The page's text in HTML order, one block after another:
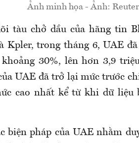
Ảnh minh họa - Ảnh:
tàu chở dầu của hãng tin
Kpler, trong tháng 6, UAE
30%, lên hơn 3,9
UAE đã trở lại mức trước
cao nhất kể từ khi dữ liệu
biện pháp của UAE nhằm